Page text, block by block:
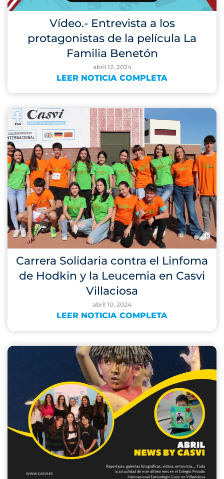
Vídeo.- Entrevista a los
protagonistas de la película La
Familia Benetón
abril 12, 2024
LEER NOTICIA COMPLETA
Carrera Solidaria contra el Linfoma
de Hodkin y la Leucemia en Casvi
Villaciosa
abril 10, 2024
LEER NOTICIA COMPLETA